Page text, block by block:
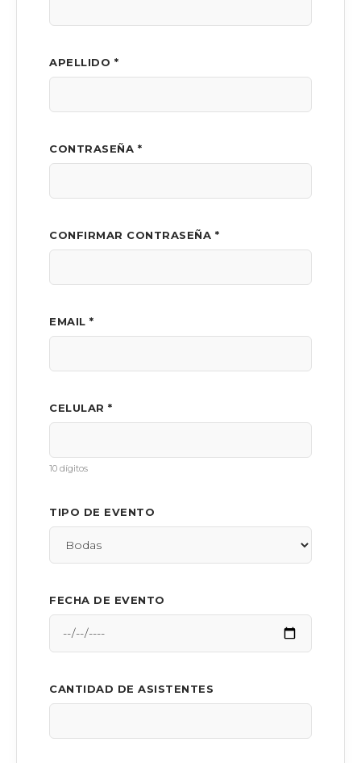
APELLIDO *
CONTRASEÑA *
CONFIRMAR CONTRASEÑA *
EMAIL *
CELULAR *
10 dígitos
TIPO DE EVENTO
FECHA DE EVENTO
CANTIDAD DE ASISTENTES